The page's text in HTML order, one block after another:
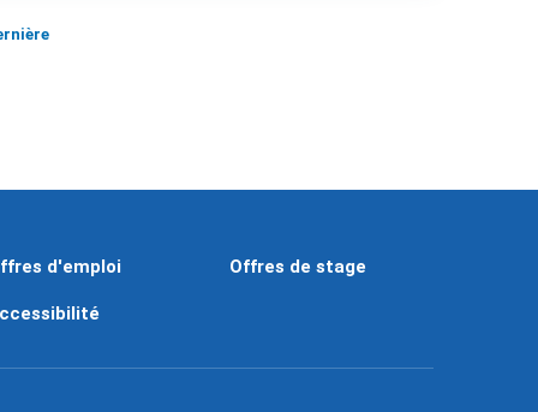
d'emploi Offres de stage